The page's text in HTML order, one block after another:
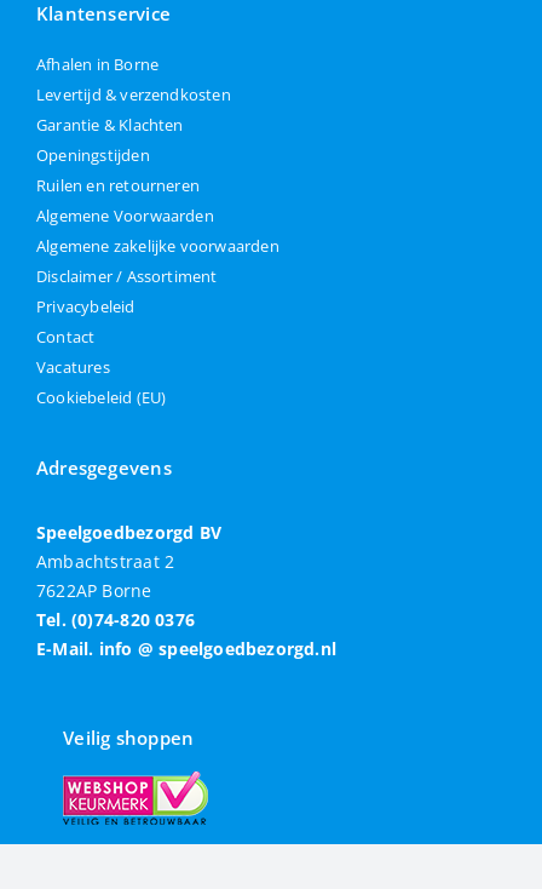
Klantenservice
Afhalen in Borne
Levertijd & verzendkosten
Garantie & Klachten
Openingstijden
Ruilen en retourneren
Algemene Voorwaarden
Algemene zakelijke voorwaarden
Disclaimer / Assortiment
Privacybeleid
Contact
Vacatures
Cookiebeleid (EU)
Adresgegevens
Speelgoedbezorgd BV
Ambachtstraat 2
7622AP Borne
Tel. (0)74-820 0376
E-Mail. info @ speelgoedbezorgd.nl
Veilig shoppen